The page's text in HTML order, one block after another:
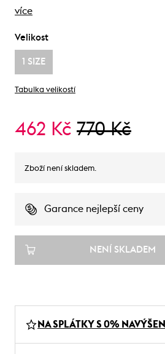
více
Velikost
1 SIZE
Tabulka velikostí
462 Kč 770 Kč
Zboží není skladem.
Garance nejlepší ceny
NENÍ SKLADEM
NA SPLÁTKY S 0% NAVÝŠENÍ